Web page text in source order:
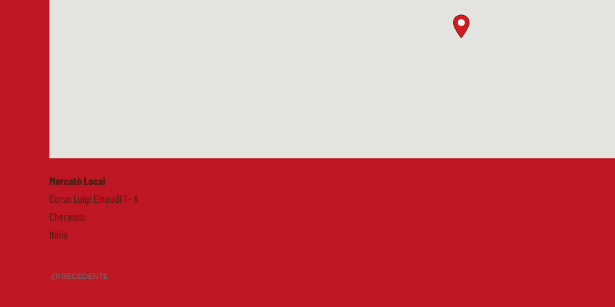
Mercatò Local
Corso Luigi Einaudi 1 - A
Cherasco
Italia
PRECEDENTE